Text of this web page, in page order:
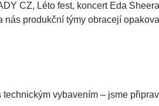
CZ, Léto fest, koncert Eda
produkční týmy obracejí
vybavením – jsme